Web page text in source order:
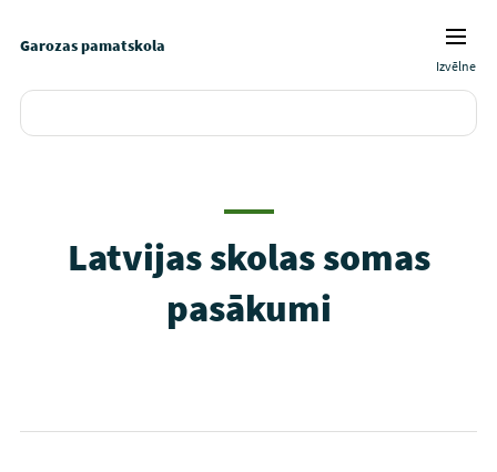
Garozas pamatskola
Izvēlne
Latvijas skolas somas
pasākumi